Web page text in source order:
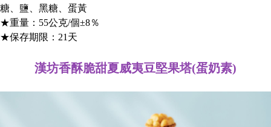
糖、鹽、黑糖、蛋黃
★重量：55公克/個±8％
★保存期限：21天
漢坊香酥脆甜夏威夷豆堅果塔(蛋奶素)